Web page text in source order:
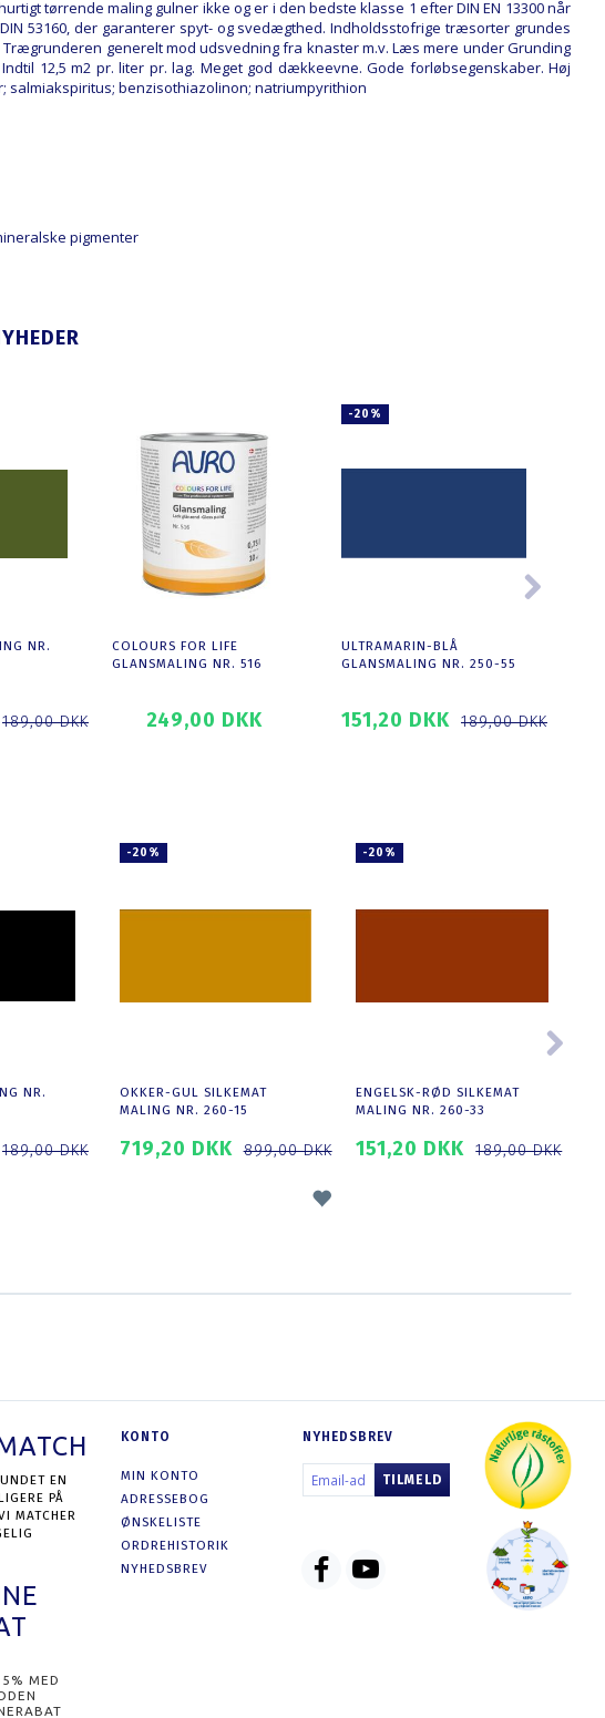
tørrende maling gulner ikke og er i den bedste klasse 1 efter DIN EN 13300 når
53160, der garanterer spyt- og svedægthed. Indholdsstofrige træsorter grundes
Trægrunderen generelt mod udsvedning fra knaster m.v. Læs mere under Grunding
12,5 m2 pr. liter pr. lag. Meget god dækkeevne. Gode forløbsegenskaber. Høj
salmiakspiritus; benzisothiazolinon; natriumpyrithion
pigmenter
NR.
189,00 DKK
COLOURS FOR LIFE
GLANSMALING NR. 516
249,00 DKK
-20%
ULTRAMARIN-BLÅ
GLANSMALING NR. 250-55
151,20 DKK 189,00 DKK
NR.
189,00 DKK
-20%
OKKER-GUL SILKEMAT
MALING NR. 260-15
719,20 DKK 899,00 DKK
-20%
ENGELSK-RØD SILKEMAT
MALING NR. 260-33
151,20 DKK 189,00 DKK
EN
PÅ
MATCHER
5% MED
KONTO
MIN KONTO
ADRESSEBOG
ØNSKELISTE
ORDREHISTORIK
NYHEDSBREV
NYHEDSBREV
EMAIL-
ADRESSE
TILMELD